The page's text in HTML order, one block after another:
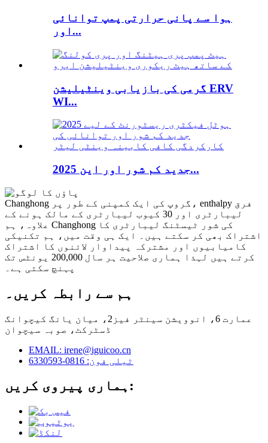
ہوا سے پانی حرارتی پمپ توانائی
اور...
گرمی کی بازیابی وینٹیلیشن ERV
WI...
2025 جدید کم شور اور این...
Changhong گروپ کی ایک کمپنی کے طور پر، enthalpy فرق
لیبارٹری اور 30 ​​کیوب لیبارٹری کے مالک ہونے کے
علاوہ، ہم Changhong کی شور ٹیسٹنگ لیبارٹری کا
اشتراک بھی کر سکتے ہیں۔ ایک ہی وقت میں، ہم تکنیکی
کامیابیوں اور مشترکہ پیداوار لائنوں کا اشتراک
کرتے ہیں لہذا ہماری صلاحیت ہر سال 200,000 یونٹس تک
پہنچ سکتی ہے۔
ہم سے رابطہ کریں۔
عمارت 6، انوویشن سینٹر فیز2، میان یانگ کیچوانگ
ڈسٹرکٹ، صوبہ سیچوان
EMAIL: irene@iguicoo.cn
ٹیلی فون: 0816-6330593
ہماری پیروی کریں: